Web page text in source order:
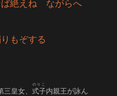
絶えね ながらへ
もぞする
皇女、 式子
のりこ
内親王が詠ん